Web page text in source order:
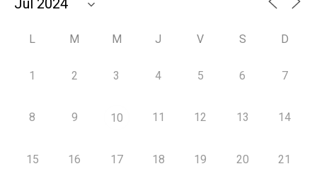
L M M J V S D
1 2 3 4 5 6 7
8 9 10 11 12 13 14
15 16 17 18 19 20 21